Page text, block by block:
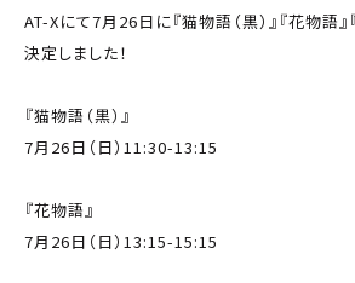
AT-Xにて7月26日に『猫物語（黒）』『花物語
決定しました！
『猫物語（黒）』
7月26日（日）11:30-13:15
『花物語』
7月26日（日）13:15-15:15